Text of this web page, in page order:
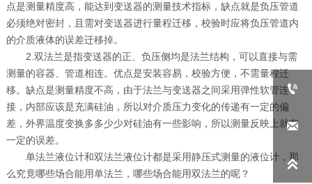
点是测量精度高，能达到变送器的测量技术指标，缺点就是负压管道
必须绝对密封，且需对变送器进行量程迁移，校验时应将负压管道内
的介质液体的误差迁移掉。
2.双法兰是指变送器的正、负压侧均是法兰结构，可以直接与需
测量的容器、管道相连。优点是安装容易，校验方便，不需量程迁
移。缺点是测量精度不高，由于法兰与变送器之间采用弹性软管连
接，内部应该是充满硅油，所以对介质压力变化的传递有一定的偏
差，外界温度变换多多少少对硅油有一些影响，所以测量反映上就有
一定的误差。
单法兰液位计和双法兰液位计都是采用静压式测量的液位计，那
么究竟哪些场合能用单法兰，哪些场合能用双法兰的呢？


